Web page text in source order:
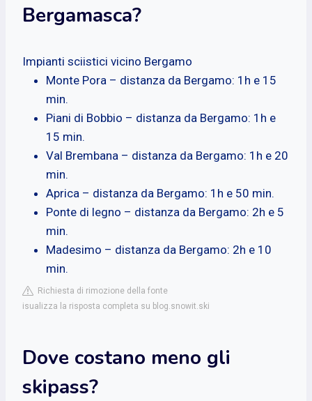
Bergamasca?
Impianti sciistici vicino Bergamo
Monte Pora – distanza da Bergamo: 1h e 15
min.
Piani di Bobbio – distanza da Bergamo: 1h e
15 min.
Val Brembana – distanza da Bergamo: 1h e 20
min.
Aprica – distanza da Bergamo: 1h e 50 min.
Ponte di legno – distanza da Bergamo: 2h e 5
min.
Madesimo – distanza da Bergamo: 2h e 10
min.
Richiesta di rimozione della fonte
isualizza la risposta completa su blog.snowit.ski
Dove costano meno gli
skipass?